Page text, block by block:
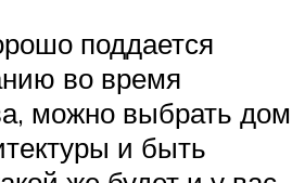
поддается
во время
можно выбрать дом
и быть